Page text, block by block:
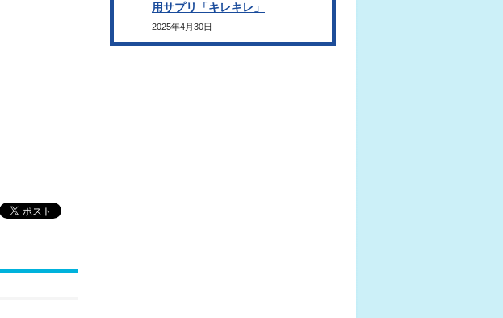
用サプリ「キレキレ」
2025年4月30日